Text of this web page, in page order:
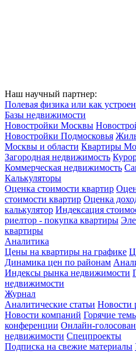
Наш научный партнер:
Полевая физика или как
Базы недвижимости
Новостройки Москвы
Новостройки Подмосковья
Москвы и области Квартиры
Загородная недвижимость
Коммерческая недвижимость
Калькуляторы
Оценка стоимости квартир
стоимости квартир Оценка
калькулятор Индексация
риелтор - покупка квартиры
квартиры
Аналитика
Цены на квартиры на графике
Динамика цен по районам
Индексы рынка недвижимости
недвижимости
Журнал
Аналитические статьи Новости
Новости компаний Горячие
конференции Онлайн-
недвижимости Спецпроекты
Подписка на свежие материалы